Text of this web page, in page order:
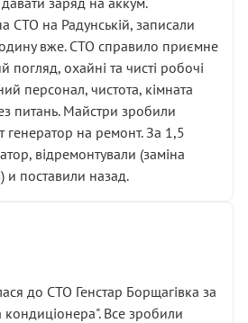
СТО на Радунській, записали
вже. СТО справило приємне
охайні та чисті робочі
персонал, чистота, кімната
питань. Майстри зробили
генератор на ремонт. За 1,5
відремонтували (заміна
и поставили назад.
до СТО Генстар Борщагівка за
Все зробили